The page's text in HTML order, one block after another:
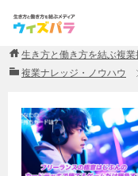
生き方と働き方を結ぶ複
複業ナレッジ・ノウハウ